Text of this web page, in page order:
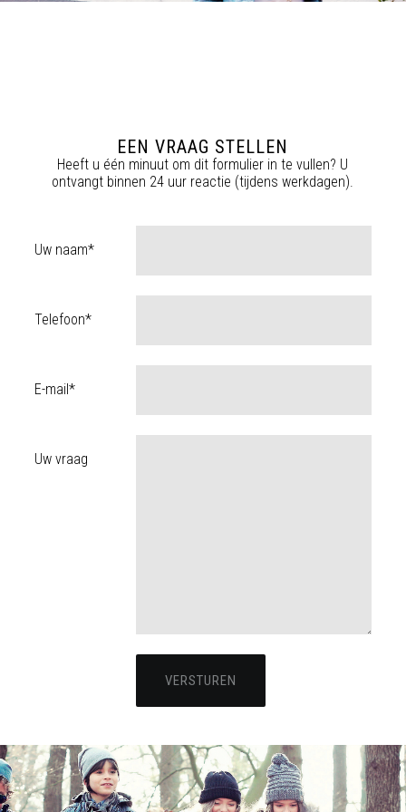
EEN VRAAG STELLEN
Heeft u één minuut om dit formulier in te vullen? U
ontvangt binnen 24 uur reactie (tijdens werkdagen).
Uw naam*
Telefoon*
E-mail*
Uw vraag
VERSTUREN